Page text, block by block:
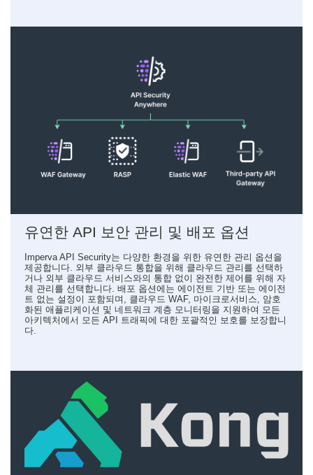
유연한 API 보안 관리 및 배포 옵션
Imperva API Security는 다양한 환경을 위한 유연한 관리 옵션을
제공합니다. 외부 클라우드 통합을 위해 클라우드 관리를 선택하
거나 외부 클라우드 서비스와의 통합 없이 완전한 제어를 위해 자
체 관리를 선택합니다. 배포 옵션에는 에이전트 기반 또는 에이전
트 없는 설정이 포함되며, 클라우드 WAF, 마이크로서비스, 암호
화된 애플리케이션 및 네트워크 계층 모니터링을 지원하여 모든
아키텍처에서 모든 API 트래픽에 대한 포괄적인 보호를 보장합니
다.